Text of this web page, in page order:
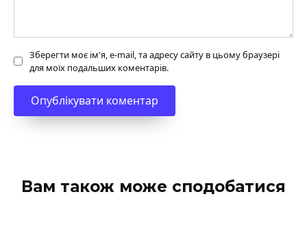
Зберегти моє ім'я, e-mail, та адресу сайту в цьому браузері
для моїх подальших коментарів.
Вам також може сподобатися